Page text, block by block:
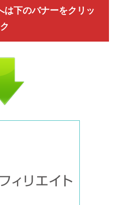
は下のバナーをクリッ
ク